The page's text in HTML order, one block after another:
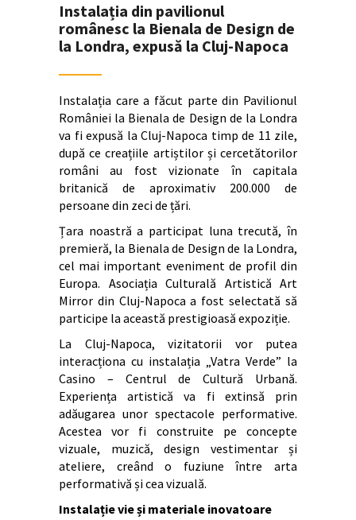
Instalația din pavilionul
românesc la Bienala de Design de
la Londra, expusă la Cluj-Napoca
Instalația care a făcut parte din Pavilionul
României la Bienala de Design de la Londra
va fi expusă la Cluj-Napoca timp de 11 zile,
după ce creațiile artiștilor și cercetătorilor
români au fost vizionate în capitala
britanică de aproximativ 200.000 de
persoane din zeci de țări.
Țara noastră a participat luna trecută, în
premieră, la Bienala de Design de la Londra,
cel mai important eveniment de profil din
Europa. Asociația Culturală Artistică Art
Mirror din Cluj-Napoca a fost selectată să
participe la această prestigioasă expoziție.
La Cluj-Napoca, vizitatorii vor putea
interacționa cu instalația „Vatra Verde” la
Casino – Centrul de Cultură Urbană.
Experiența artistică va fi extinsă prin
adăugarea unor spectacole performative.
Acestea vor fi construite pe concepte
vizuale, muzică, design vestimentar și
ateliere, creând o fuziune între arta
performativă și cea vizuală.
Instalație vie și materiale inovatoare